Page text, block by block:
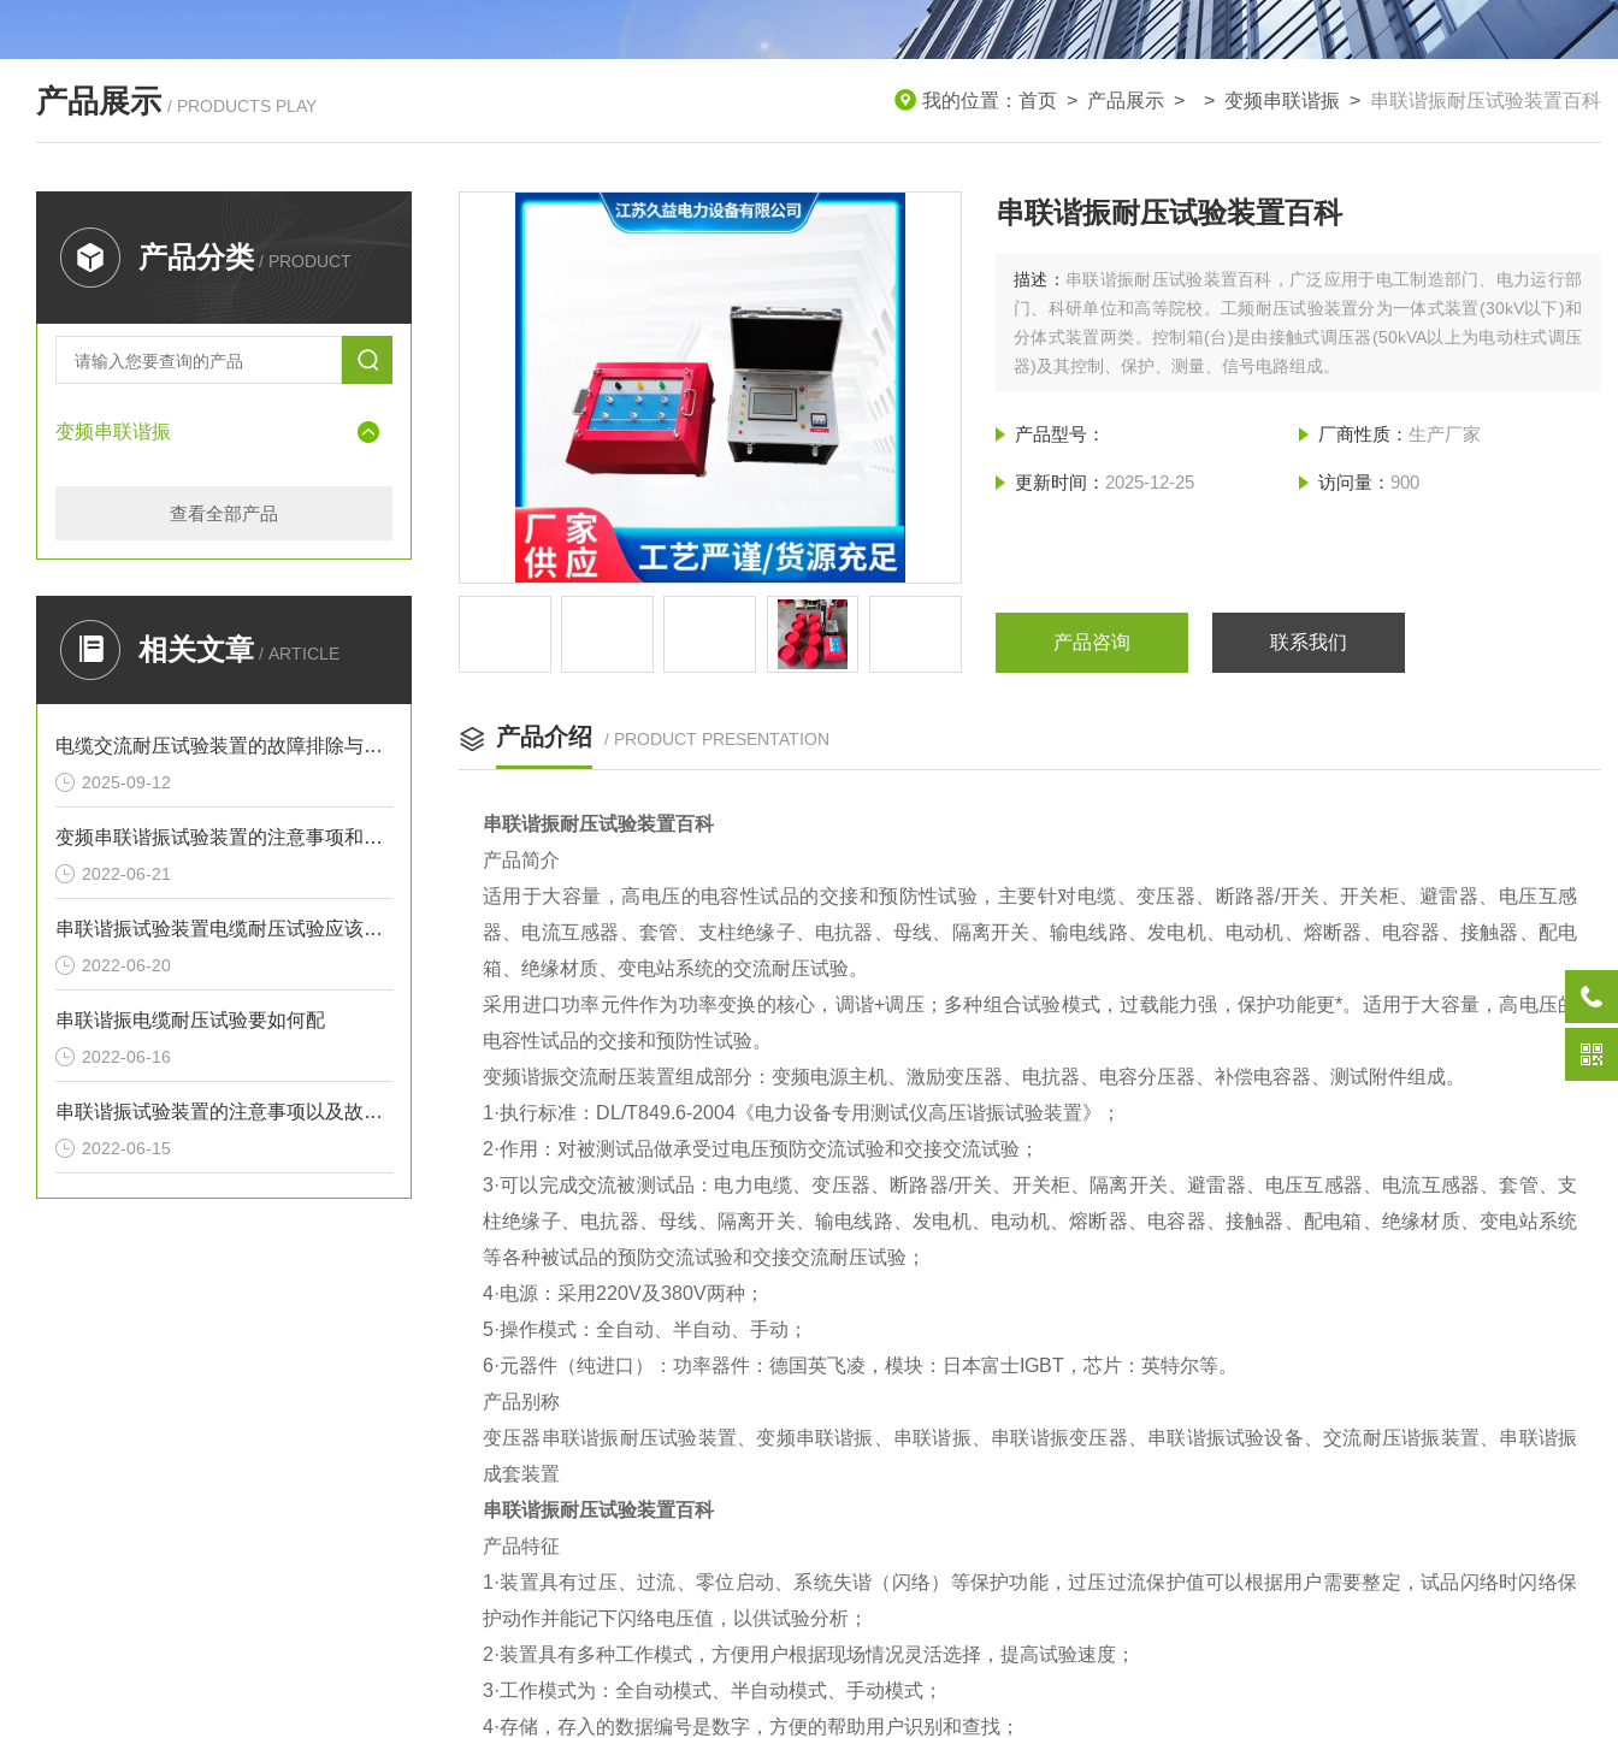
产品展示 / PRODUCTS PLAY 我的位置： 首页 > 产品展示 > > 变频串联谐振 > 串联谐振耐压试验装置百科
产品分类 / PRODUCT
变频串联谐振
查看全部产品
相关文章 / ARTICLE
电缆交流耐压试验装置的故障排除与维修指南
2025-09-12
变频串联谐振试验装置的注意事项和故障排除
2022-06-21
串联谐振试验装置电缆耐压试验应该如何配
2022-06-20
串联谐振电缆耐压试验要如何配
2022-06-16
串联谐振试验装置的注意事项以及故障排除
2022-06-15
串联谐振耐压试验装置百科
描述： 串联谐振耐压试验装置百科，广泛应用于电工制造部门、电力运行部
门、科研单位和高等院校。工频耐压试验装置分为一体式装置(30kV以下)和
分体式装置两类。控制箱(台)是由接触式调压器(50kVA以上为电动柱式调压
器)及其控制、保护、测量、信号电路组成。
产品型号： 厂商性质： 生产厂家
更新时间： 2025-12-25 访问量： 900
产品咨询 联系我们
产品介绍 / PRODUCT PRESENTATION
串联谐振耐压试验装置百科
产品简介
适用于大容量，高电压的电容性试品的交接和预防性试验，主要针对电缆、变压器、断路器/开关、开关柜、避雷器、电压互感
器、电流互感器、套管、支柱绝缘子、电抗器、母线、隔离开关、输电线路、发电机、电动机、熔断器、电容器、接触器、配电
箱、绝缘材质、变电站系统的交流耐压试验。
采用进口功率元件作为功率变换的核心，调谐+调压；多种组合试验模式，过载能力强，保护功能更*。适用于大容量，高电压的
电容性试品的交接和预防性试验。
变频谐振交流耐压装置组成部分：变频电源主机、激励变压器、电抗器、电容分压器、补偿电容器、测试附件组成。
1·执行标准： DL/T849.6-2004 《电力设备专用测试仪高压谐振试验装置》；
2·作用：对被测试品做承受过电压预防交流试验和交接交流试验；
3·可以完成交流被测试品：电力电缆、变压器、断路器/开关、开关柜、隔离开关、避雷器、电压互感器、电流互感器、套管、支
柱绝缘子、电抗器、母线、隔离开关、输电线路、发电机、电动机、熔断器、电容器、接触器、配电箱、绝缘材质、变电站系统
等各种被试品的预防交流试验和交接交流耐压试验；
4·电源：采用 220V及380V两种；
5·操作模式：全自动、半自动、手动；
6·元器件（纯进口）：功率器件：德国英飞凌，模块：日本富士 IGBT ，芯片：英特尔等。
产品别称
变压器串联谐振耐压试验装置、变频串联谐振、串联谐振、串联谐振变压器、串联谐振试验设备、交流耐压谐振装置、串联谐振
成套装置
串联谐振耐压试验装置百科
产品特征
1·装置具有过压、过流、零位启动、系统失谐（闪络）等保护功能，过压过流保护值可以根据用户需要整定，试品闪络时闪络保
护动作并能记下闪络电压值，以供试验分析；
2·装置具有多种工作模式，方便用户根据现场情况灵活选择，提高试验速度；
3·工作模式为：全自动模式、半自动模式、手动模式；
4·存储，存入的数据编号是数字，方便的帮助用户识别和查找；